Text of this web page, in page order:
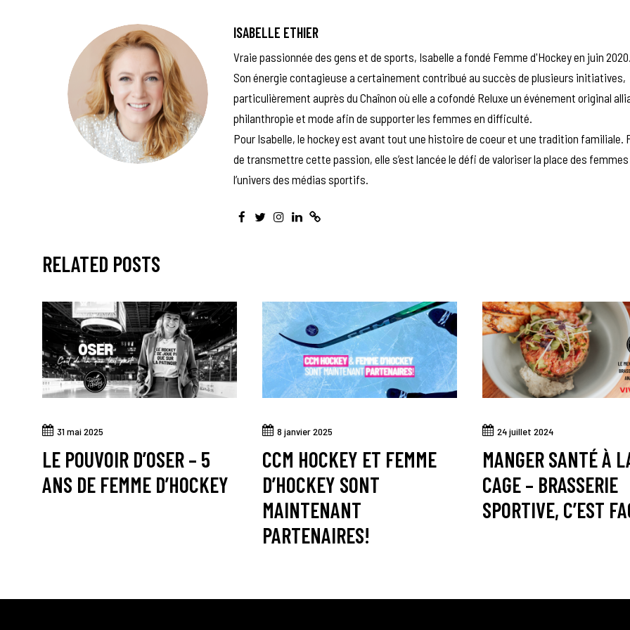
ISABELLE ETHIER
Vraie passionnée des gens et de sports, Isabelle a fondé Femme d'Hockey en juin
Son énergie contagieuse a certainement contribué au succès de plusieurs initiatives,
particulièrement auprès du Chaînon où elle a cofondé Reluxe un événement original
philanthropie et mode afin de supporter les femmes en difficulté.
Pour Isabelle, le hockey est avant tout une histoire de coeur et une tradition familiale.
de transmettre cette passion, elle s’est lancée le défi de valoriser la place des
l’univers des médias sportifs.
RELATED POSTS
31 mai 2025
LE POUVOIR D’OSER – 5
ANS DE FEMME D’HOCKEY
8 janvier 2025
CCM HOCKEY ET FEMME
D’HOCKEY SONT
MAINTENANT
PARTENAIRES!
24 juillet 2024
MANGER SANTÉ À
CAGE – BRASSERIE
SPORTIVE, C’EST